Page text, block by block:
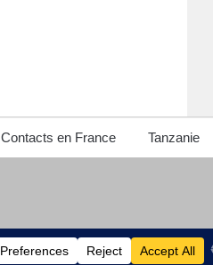
Contacts en France Tanzanie